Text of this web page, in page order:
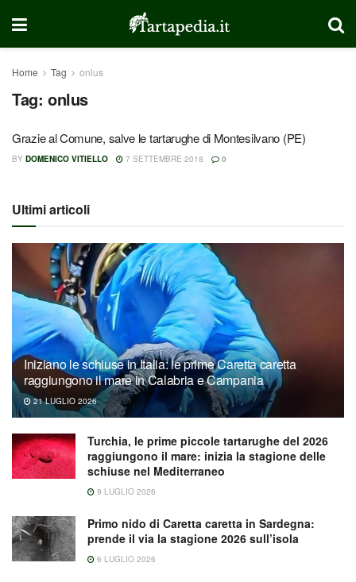
Home Tag onlus
Tag: onlus
Grazie al Comune, salve le tartarughe di Montesilvano (PE)
BY DOMENICO VITIELLO 7 SETTEMBRE 2018 0
Ultimi articoli
Iniziano le schiuse in Italia: le prime Caretta caretta
raggiungono il mare in Calabria e Campania
21 LUGLIO 2026
Turchia, le prime piccole tartarughe del 2026
raggiungono il mare: inizia la stagione delle
schiuse nel Mediterraneo
9 LUGLIO 2026
Primo nido di Caretta caretta in Sardegna:
prende il via la stagione 2026 sull’isola
6 LUGLIO 2026